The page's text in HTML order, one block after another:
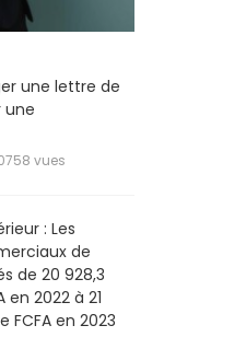
une lettre de
une
vues
: Les
de
de 20 928,3
en 2022 à 21
FCFA en 2023